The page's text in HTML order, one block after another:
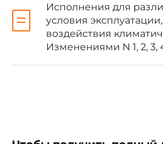
Исполнения для
условия
воздействия
Изменениями N 1, 2, 3,